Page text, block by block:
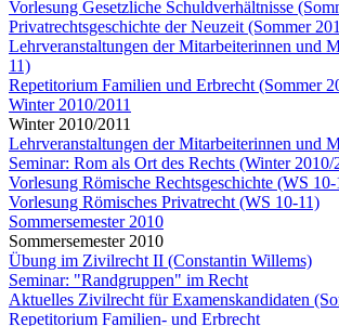
Vorlesung Gesetzliche Schuldverhältnisse
Privatrechtsgeschichte der Neuzeit (Sommer
Lehrveranstaltungen der Mitarbeiterinnen und
11)
Repetitorium Familien und Erbrecht (Sommer
Winter 2010/2011
Winter 2010/2011
Lehrveranstaltungen der Mitarbeiterinnen und
Seminar: Rom als Ort des Rechts (Winter 2010/
Vorlesung Römische Rechtsgeschichte (WS 10-
Vorlesung Römisches Privatrecht (WS 10-11)
Sommersemester 2010
Sommersemester 2010
Übung im Zivilrecht II (Constantin Willems)
Seminar: "Randgruppen" im Recht
Aktuelles Zivilrecht für Examenskandidaten
Repetitorium Familien- und Erbrecht